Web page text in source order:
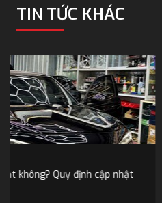
TIN TỨC KHÁC
Độ body kit có đăng kiểm